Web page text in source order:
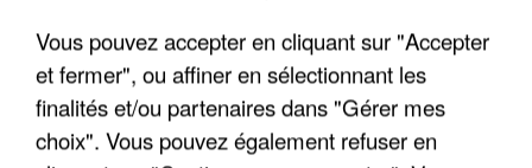
APRÈS TOUTES CES CANICULES, LES REFUGES
DE FAUNE SAUVAGE SONT...
Vous pouvez accepter en cliquant sur "Accepter
et fermer", ou affiner en sélectionnant les
finalités et/ou partenaires dans "Gérer mes
choix". Vous pouvez également refuser en